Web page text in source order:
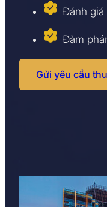
Đánh giá
Đàm
Gửi yêu cầu